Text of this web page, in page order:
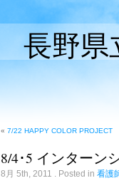
長野県
« 7/22 HAPPY COLOR PROJECT
8/4･5 インターン
8月 5th, 2011 . Posted in 看護